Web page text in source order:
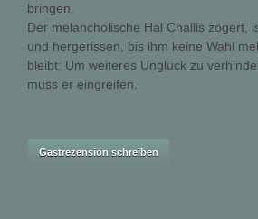
bringen.
Der melancholische Hal Challis zögert,
und hergerissen, bis ihm keine Wahl
bleibt: Um weiteres Unglück zu
muss er eingreifen.